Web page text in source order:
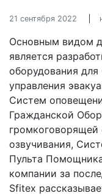
21 сентября 2022
Основным видом
является
оборудования
управления
Систем
Гражданской
громкоговорящей
озвучивания,
Пульта
компании за
Sfitex